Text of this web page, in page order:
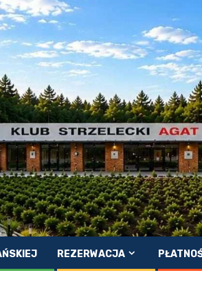
REZERWACJA